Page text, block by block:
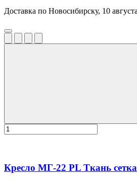
Доставка по Новосибирску, 10 августа
Кресло МГ-22 PL Ткань